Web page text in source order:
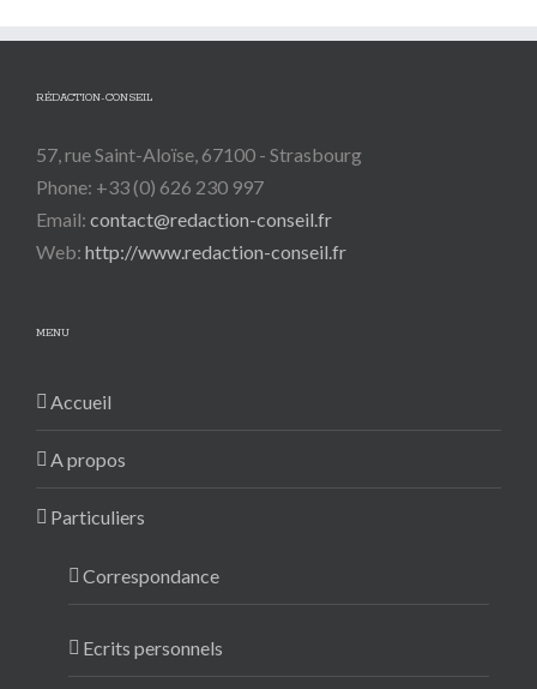
RÉDACTION-CONSEIL
57, rue Saint-Aloïse, 67100 - Strasbourg
Phone: +33 (0) 626 230 997
Email: contact@redaction-conseil.fr
Web: http://www.redaction-conseil.fr
MENU
Accueil
A propos
Particuliers
Correspondance
Ecrits personnels